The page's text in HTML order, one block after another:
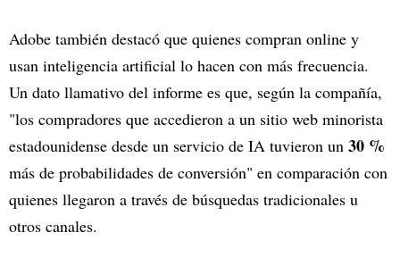
Adobe también destacó que quienes compran online y
usan inteligencia artificial lo hacen con más frecuencia.
Un dato llamativo del informe es que, según la compañía,
"los compradores que accedieron a un sitio web minorista
estadounidense desde un servicio de IA tuvieron un 30 %
más de probabilidades de conversión" en comparación con
quienes llegaron a través de búsquedas tradicionales u
otros canales.